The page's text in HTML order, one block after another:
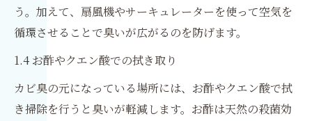
う。加えて、扇風機やサーキュレーターを使って空気を
循環させることで臭いが広がるのを防げます。
1.4 お酢やクエン酸での拭き取り
カビ臭の元になっている場所には、お酢やクエン酸で拭
き掃除を行うと臭いが軽減します。お酢は天然の殺菌効